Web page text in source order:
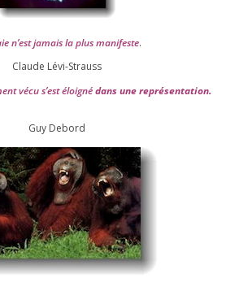
n’est jamais la plus mani­feste.
Claude Lévi-Strauss
vécu s’est éloi­gnédans une repré­sen­ta­tion.
Guy Debord